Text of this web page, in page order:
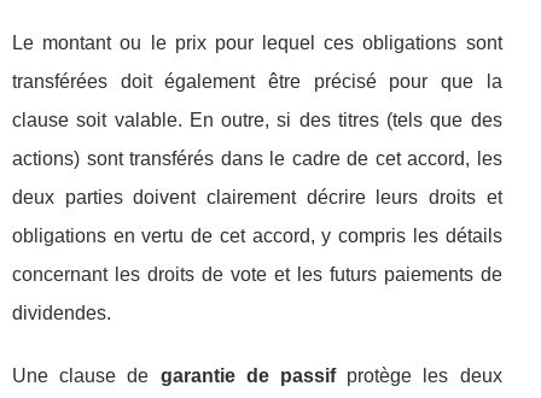
Le montant ou le prix pour lequel ces obligations sont
transférées doit également être précisé pour que la
clause soit valable. En outre, si des titres (tels que des
actions) sont transférés dans le cadre de cet accord, les
deux parties doivent clairement décrire leurs droits et
obligations en vertu de cet accord, y compris les détails
concernant les droits de vote et les futurs paiements de
dividendes.
Une clause de garantie de passifprotège les deux